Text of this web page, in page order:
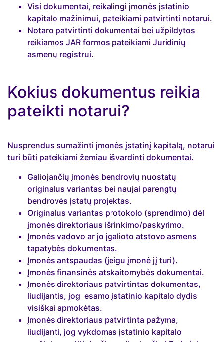
Visi dokumentai, reikalingi įmonės įstatinio
kapitalo mažinimui, pateikiami patvirtinti notarui.
Notaro patvirtinti dokumentai bei užpildytos
reikiamos JAR formos pateikiami Juridinių
asmenų registrui.
Kokius dokumentus reikia
pateikti notarui?
Nusprendus sumažinti įmonės įstatinį kapitalą, notarui
turi būti pateikiami žemiau išvardinti dokumentai.
Galiojančių įmonės bendrovių nuostatų
originalus variantas bei naujai parengtų
bendrovės įstatų projektas.
Originalus variantas protokolo (sprendimo) dėl
įmonės direktoriaus išrinkimo/paskyrimo.
Įmonės vadovo ar jo įgalioto atstovo asmens
tapatybės dokumentas.
Įmonės antspaudas (jeigu įmonė jį turi).
Įmonės finansinės atskaitomybės dokumentai.
Įmonės direktoriaus patvirtintas dokumentas,
liudijantis, jog esamo įstatinio kapitalo dydis
visiškai apmokėtas.
Įmonės direktoriaus patvirtinta pažyma,
liudijanti, jog vykdomas įstatinio kapitalo